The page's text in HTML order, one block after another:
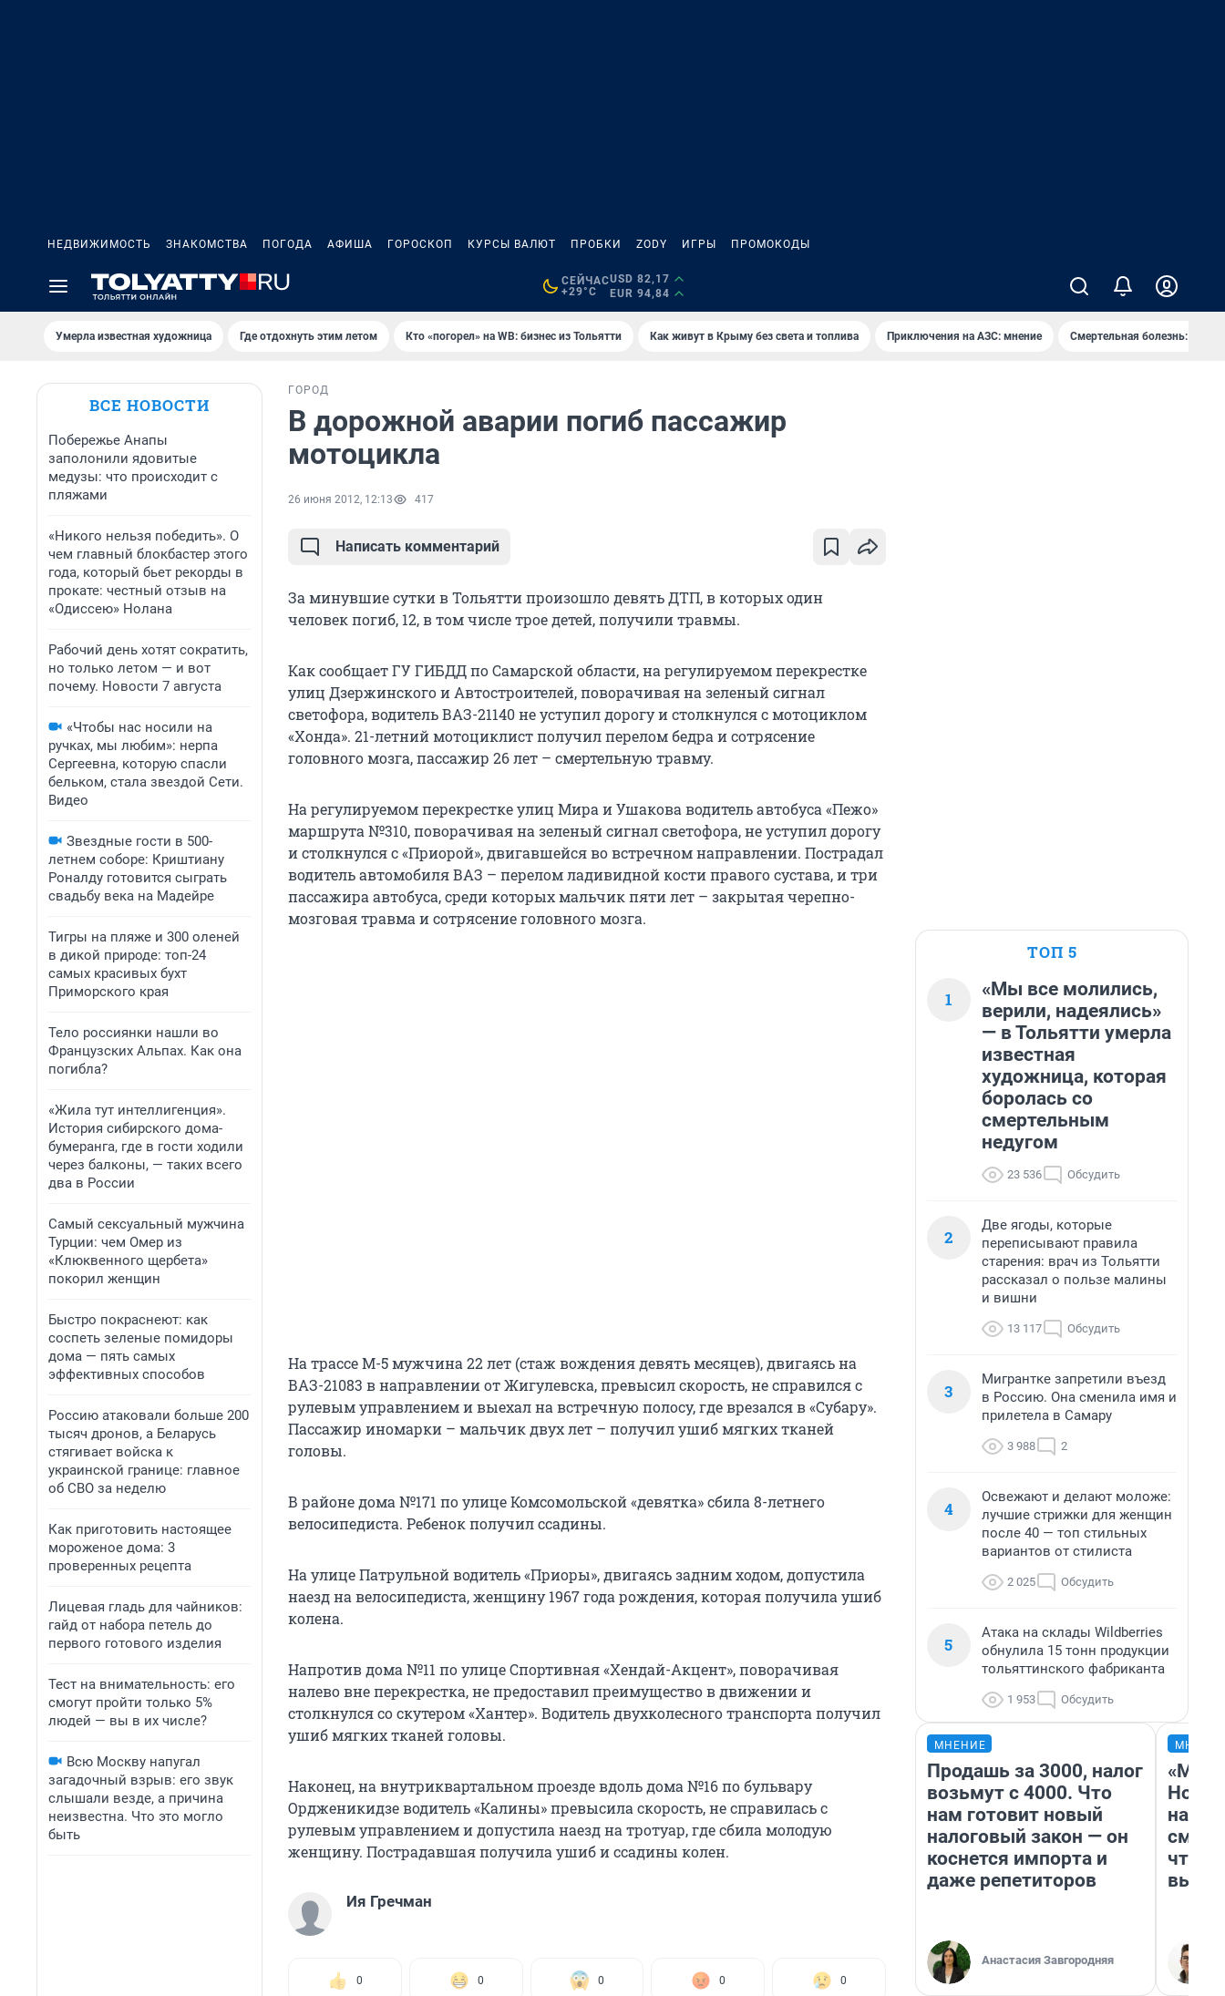
НЕДВИЖИМОСТЬ ЗНАКОМСТВА ПОГОДА АФИША ГОРОСКОП КУРСЫ ВАЛЮТ ПРОБКИ ZODY ИГРЫ ПРОМОКОДЫ
СЕЙЧАС
+29°C
USD 82,17
EUR 94,84
Умерла известная художница Где отдохнуть этим летом Кто «погорел» на WB: бизнес из Тольятти Как живут в Крыму без света и топлива Приключения на АЗС: мнение Смертельная болезнь:
ВСЕ НОВОСТИ
Побережье Анапы
заполонили ядовитые
медузы: что происходит с
пляжами
«Никого нельзя победить». О
чем главный блокбастер этого
года, который бьет рекорды в
прокате: честный отзыв на
«Одиссею» Нолана
Рабочий день хотят сократить,
но только летом — и вот
почему. Новости 7 августа
«Чтобы нас носили на
ручках, мы любим»: нерпа
Сергеевна, которую спасли
бельком, стала звездой Сети.
Видео
Звездные гости в 500-
летнем соборе: Криштиану
Роналду готовится сыграть
свадьбу века на Мадейре
Тигры на пляже и 300 оленей
в дикой природе: топ-24
самых красивых бухт
Приморского края
Тело россиянки нашли во
Французских Альпах. Как она
погибла?
«Жила тут интеллигенция».
История сибирского дома-
бумеранга, где в гости ходили
через балконы, — таких всего
два в России
Самый сексуальный мужчина
Турции: чем Омер из
«Клюквенного щербета»
покорил женщин
Быстро покраснеют: как
соспеть зеленые помидоры
дома — пять самых
эффективных способов
Россию атаковали больше 200
тысяч дронов, а Беларусь
стягивает войска к
украинской границе: главное
об СВО за неделю
Как приготовить настоящее
мороженое дома: 3
проверенных рецепта
Лицевая гладь для чайников:
гайд от набора петель до
первого готового изделия
Тест на внимательность: его
смогут пройти только 5%
людей — вы в их числе?
Всю Москву напугал
загадочный взрыв: его звук
слышали везде, а причина
неизвестна. Что это могло
быть
ГОРОД
В дорожной аварии погиб пассажир
мотоцикла
26 июня 2012, 12:13 417
Написать комментарий
За минувшие сутки в Тольятти произошло девять ДТП, в которых один
человек погиб, 12, в том числе трое детей, получили травмы.
Как сообщает ГУ ГИБДД по Самарской области, на регулируемом перекрестке
улиц Дзержинского и Автостроителей, поворачивая на зеленый сигнал
светофора, водитель ВАЗ-21140 не уступил дорогу и столкнулся с мотоциклом
«Хонда». 21-летний мотоциклист получил перелом бедра и сотрясение
головного мозга, пассажир 26 лет – смертельную травму.
На регулируемом перекрестке улиц Мира и Ушакова водитель автобуса «Пежо»
маршрута №310, поворачивая на зеленый сигнал светофора, не уступил дорогу
и столкнулся с «Приорой», двигавшейся во встречном направлении. Пострадал
водитель автомобиля ВАЗ – перелом ладивидной кости правого сустава, и три
пассажира автобуса, среди которых мальчик пяти лет – закрытая черепно-
мозговая травма и сотрясение головного мозга.
На трассе М-5 мужчина 22 лет (стаж вождения девять месяцев), двигаясь на
ВАЗ-21083 в направлении от Жигулевска, превысил скорость, не справился с
рулевым управлением и выехал на встречную полосу, где врезался в «Субару».
Пассажир иномарки – мальчик двух лет – получил ушиб мягких тканей
головы.
В районе дома №171 по улице Комсомольской «девятка» сбила 8-летнего
велосипедиста. Ребенок получил ссадины.
На улице Патрульной водитель «Приоры», двигаясь задним ходом, допустила
наезд на велосипедиста, женщину 1967 года рождения, которая получила ушиб
колена.
Напротив дома №11 по улице Спортивная «Хендай-Акцент», поворачивая
налево вне перекрестка, не предоставил преимущество в движении и
столкнулся со скутером «Хантер». Водитель двухколесного транспорта получил
ушиб мягких тканей головы.
Наконец, на внутриквартальном проезде вдоль дома №16 по бульвару
Ордженикидзе водитель «Калины» превысила скорость, не справилась с
рулевым управлением и допустила наезд на тротуар, где сбила молодую
женщину. Пострадавшая получила ушиб и ссадины колен.
Ия Гречман
0 0 0 0 0
ТОП 5
1
«Мы все молились,
верили, надеялись»
— в Тольятти умерла
известная
художница, которая
боролась со
смертельным
недугом
23 536 Обсудить
2
Две ягоды, которые
переписывают правила
старения: врач из Тольятти
рассказал о пользе малины
и вишни
13 117 Обсудить
3
Мигрантке запретили въезд
в Россию. Она сменила имя и
прилетела в Самару
3 988 2
4
Освежают и делают моложе:
лучшие стрижки для женщин
после 40 — топ стильных
вариантов от стилиста
2 025 Обсудить
5
Атака на склады Wildberries
обнулила 15 тонн продукции
тольяттинского фабриканта
1 953 Обсудить
МНЕНИЕ
Продашь за 3000, налог
возьмут с 4000. Что
нам готовит новый
налоговый закон — он
коснется импорта и
даже репетиторов
Анастасия Завгородняя
«Мы